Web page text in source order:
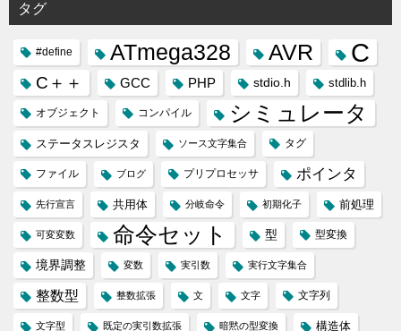
タグ
#define ATmega328 AVR C
C＋＋ GCC PHP stdio.h stdlib.h
オブジェクト コンパイル シミュレータ
ステータスレジスタ ソース文字集合 タグ
ファイル ブログ プリプロセッサ ポインタ
先行宣言 共用体 分岐命令 初期化子 前処理
可変変数 命令セット 型 型変換
境界調整 変数 実引数 実行文字集合
整数型 整数拡張 文 文字 文字列
文字型 既定の実引数拡張 暗黙の型変換 構造体